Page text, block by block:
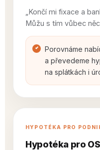
„Končí mi fixace a
Můžu s tím vůbec
Porovnáme
a převedeme
na splátkách i
HYPOTÉKA PRO
Hypotéka pro